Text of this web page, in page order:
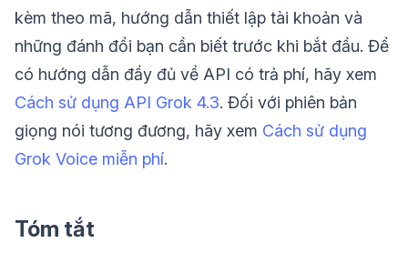
kèm theo mã, hướng dẫn thiết lập tài khoản và
những đánh đổi bạn cần biết trước khi bắt đầu. Để
có hướng dẫn đầy đủ về API có trả phí, hãy xem
Cách sử dụng API Grok 4.3. Đối với phiên bản
giọng nói tương đương, hãy xem Cách sử dụng
Grok Voice miễn phí.
Tóm tắt